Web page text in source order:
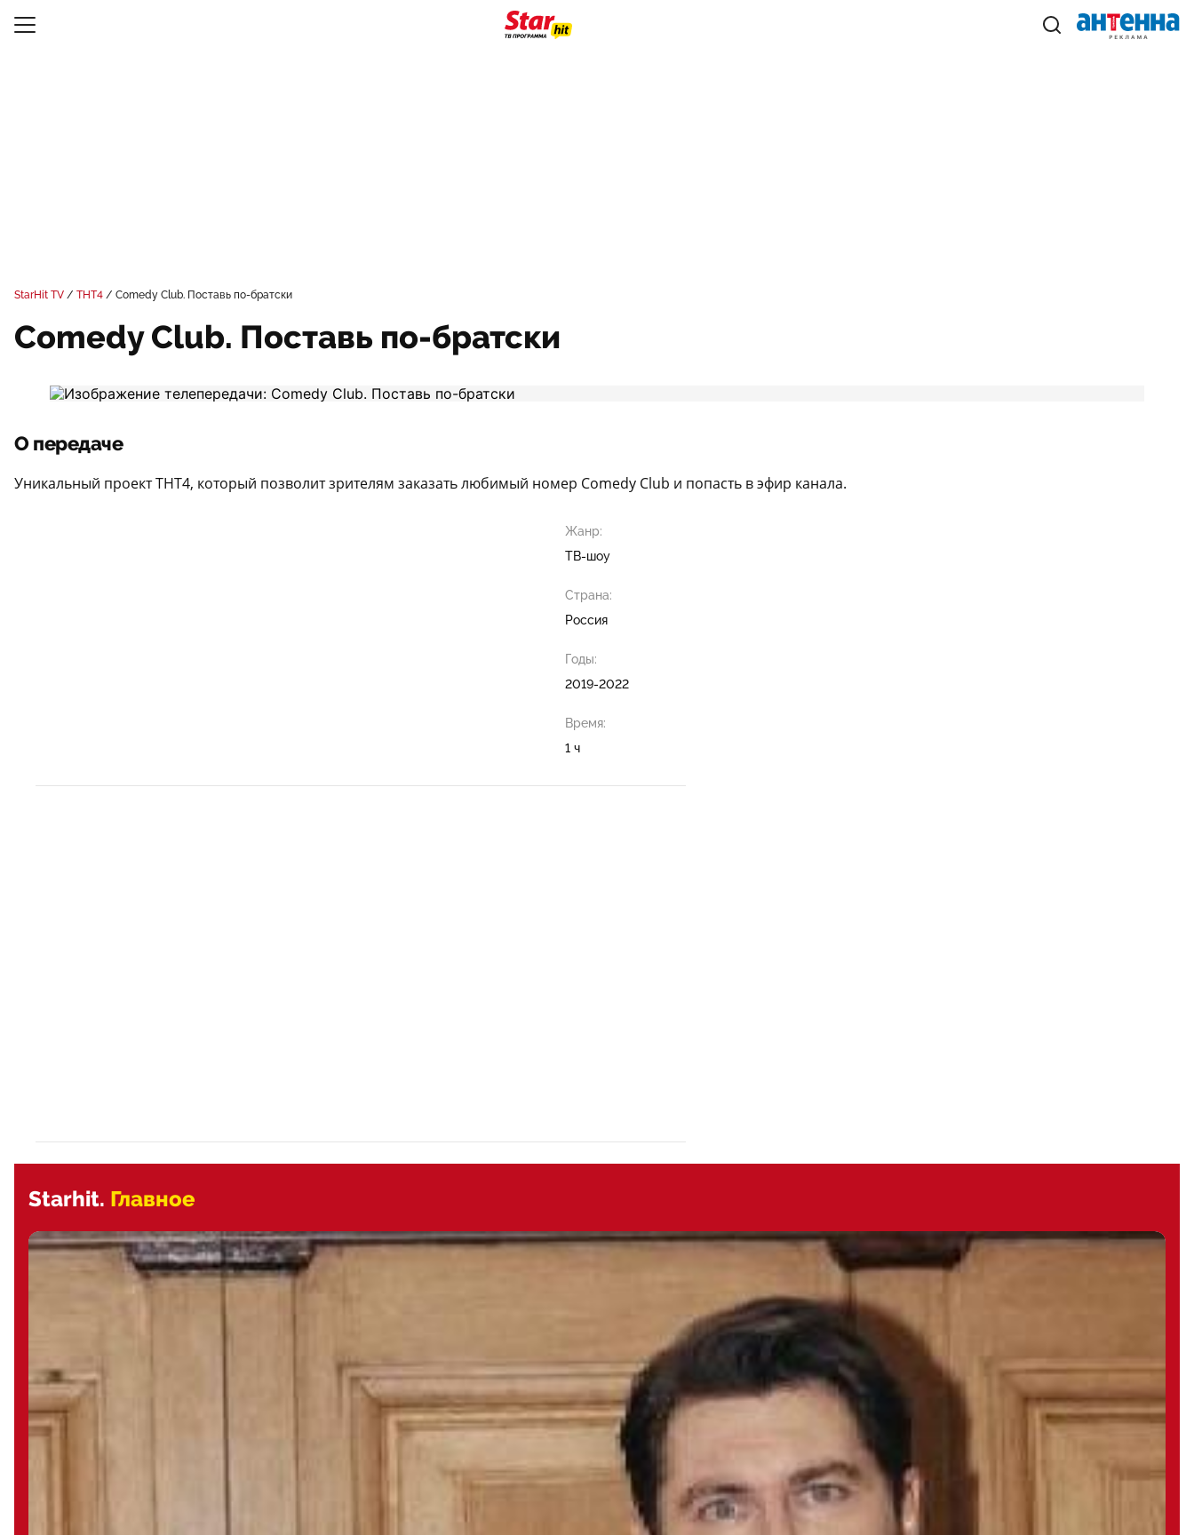
StarHit TV ТНТ4 Comedy Club. Поставь по-братски
Comedy Club. Поставь по-братски
О передаче
Уникальный проект ТНТ4, который позволит зрителям заказать любимый номер Comedy Club и попасть в эфир канала.
Жанр:
ТВ-шоу
Страна:
Россия
Годы:
2019-2022
Время:
1 ч
Starhit. Главное